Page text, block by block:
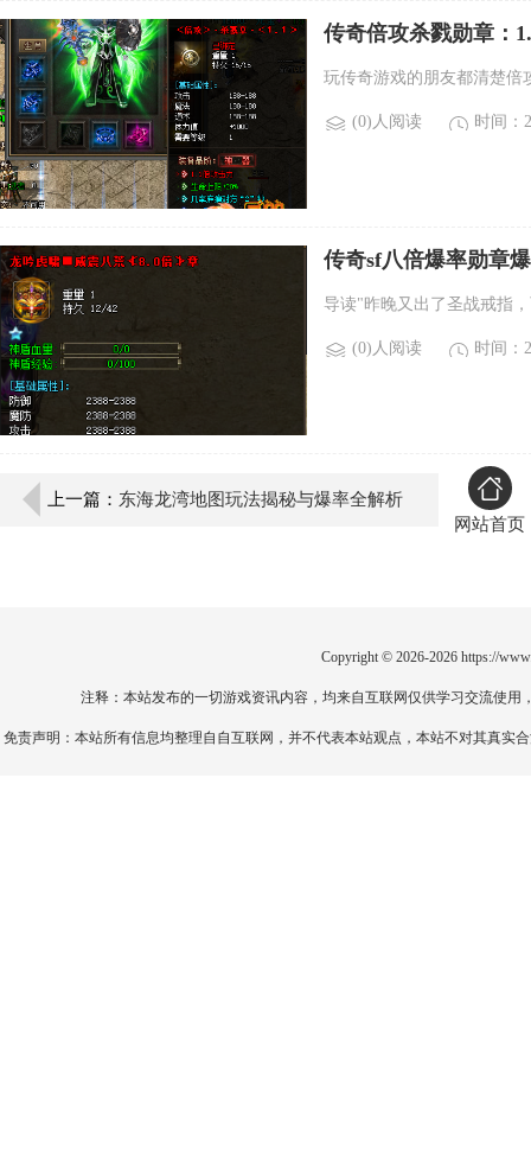
传奇倍攻杀戮勋章：
玩传奇游戏的朋友都清楚倍
(0)人阅读 时间：
传奇sf八倍爆率勋章
导读"昨晚又出了圣战戒指
(0)人阅读 时间：
上一篇： 东海龙湾地图玩法揭秘与爆率全解析
网站首页
Copyright © 2026-2026 https://
注释：本站发布的一切游戏资讯内容，均来自互联网仅供学习交流使
免责声明：本站所有信息均整理自自互联网，并不代表本站观点，本站不对其真实